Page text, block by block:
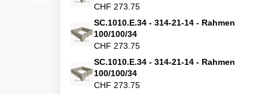
CHF 273.75
SC.1010.E.34 - 314-21-14 - Rahmen
100/100/34
CHF 273.75
SC.1010.E.34 - 314-21-14 - Rahmen
100/100/34
CHF 273.75